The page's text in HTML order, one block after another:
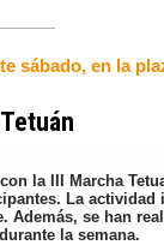
sábado, en la
la III Marcha
La actividad
Además, se han
la semana.